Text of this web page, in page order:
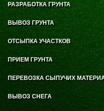
РАЗРАБОТКА ГРУНТА
ВЫВОЗ ГРУНТА
ОТСЫПКА УЧАСТКОВ
ПРИЕМ ГРУНТА
ПЕРЕВОЗКА СЫПУЧИХ
ВЫВОЗ СНЕГА